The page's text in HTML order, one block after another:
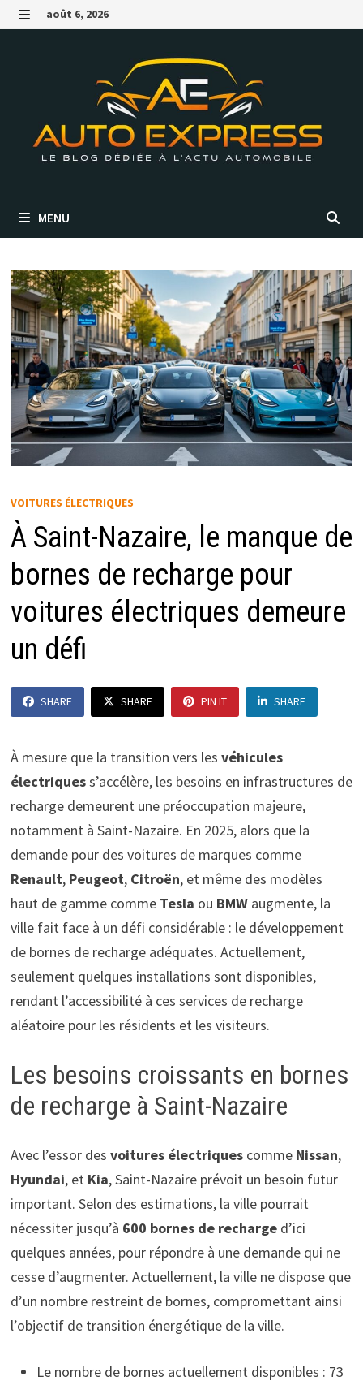
Passer
au MENU
août 6, 2026
MENU
VOITURES ÉLECTRIQUES
À Saint-Nazaire, le manque de
bornes de recharge pour
voitures électriques demeure
un défi
SHARE SHARE PIN IT SHARE
À mesure que la transition vers les véhicules
électriquess’accélère, les besoins en infrastructures de
recharge demeurent une préoccupation majeure,
notamment à Saint-Nazaire. En 2025, alors que la
demande pour des voitures de marques comme
Renault, Peugeot, Citroën, et même des modèles
haut de gamme comme Tesla ou BMWaugmente, la
ville fait face à un défi considérable : le développement
de bornes de recharge adéquates. Actuellement,
seulement quelques installations sont disponibles,
rendant l’accessibilité à ces services de recharge
aléatoire pour les résidents et les visiteurs.
Les besoins croissants en bornes
de recharge à Saint-Nazaire
Avec l’essor des voitures électriquescomme Nissan,
Hyundai, et Kia, Saint-Nazaire prévoit un besoin futur
important. Selon des estimations, la ville pourrait
nécessiter jusqu’à 600 bornes de recharged’ici
quelques années, pour répondre à une demande qui ne
cesse d’augmenter. Actuellement, la ville ne dispose que
d’un nombre restreint de bornes, compromettant ainsi
l’objectif de transition énergétique de la ville.
Le nombre de bornes actuellement disponibles : 73